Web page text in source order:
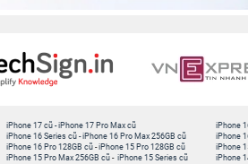
iPhone 17 cũ -iPhone 17 Pro Max cũ
iPhone 16 Series cũ - iPhone 16 Pro Max 256GB cũ
iPhone 16 Pro 128GB cũ -iPhone 15 Pro 128GB cũ
iPhone 15 Pro Max 256GB cũ - iPhone 15 Series cũ
iPhone
iPhone
iPhone
iPhone